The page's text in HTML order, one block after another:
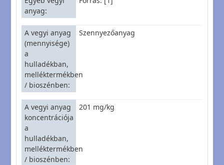
anyag
A vegyi anyag
(mennyisége)
a
hulladékban,
melléktermékben
/ bioszénben
Szennyezőanyag
A vegyi anyag
koncentrációja
a
hulladékban,
melléktermékben
/ bioszénben
201 mg/kg